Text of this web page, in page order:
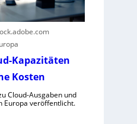
Kapazitäten
Kosten
Cloud-Ausgaben und
Europa veröffentlicht.